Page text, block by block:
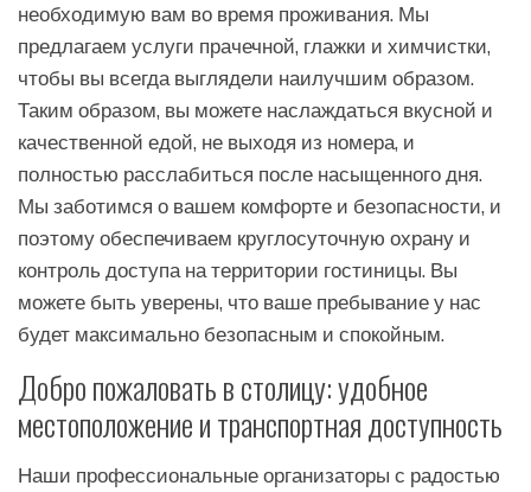
необходимую вам во время проживания. Мы
предлагаем услуги прачечной, глажки и химчистки,
чтобы вы всегда выглядели наилучшим образом.
Таким образом, вы можете наслаждаться вкусной и
качественной едой, не выходя из номера, и
полностью расслабиться после насыщенного дня.
Мы заботимся о вашем комфорте и безопасности, и
поэтому обеспечиваем круглосуточную охрану и
контроль доступа на территории гостиницы. Вы
можете быть уверены, что ваше пребывание у нас
будет максимально безопасным и спокойным.
Добро пожаловать в столицу: удобное
местоположение и транспортная доступность
Наши профессиональные организаторы с радостью